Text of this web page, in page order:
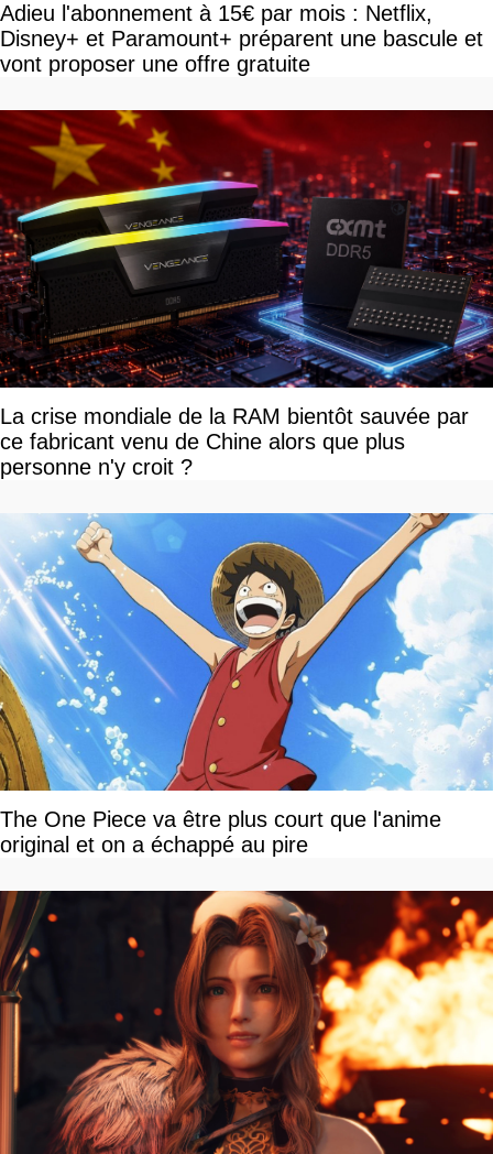
Adieu l'abonnement à 15€ par mois : Netflix,
Disney+ et Paramount+ préparent une bascule et
vont proposer une offre gratuite
La crise mondiale de la RAM bientôt sauvée par
ce fabricant venu de Chine alors que plus
personne n'y croit ?
The One Piece va être plus court que l'anime
original et on a échappé au pire